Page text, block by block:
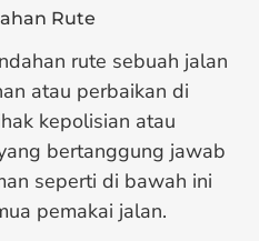
Rute
rute sebuah jalan
atau perbaikan di
kepolisian atau
bertanggung jawab
seperti di bawah ini
pemakai jalan.